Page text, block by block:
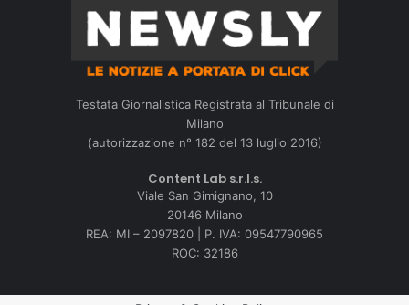
Testata Giornalistica Registrata al Tribunale di
Milano
(autorizzazione n° 182 del 13 luglio 2016)
Content Lab s.r.l.s.
Viale San Gimignano, 10
20146 Milano
REA: MI – 2097820 | P. IVA: 09547790965
ROC: 32186